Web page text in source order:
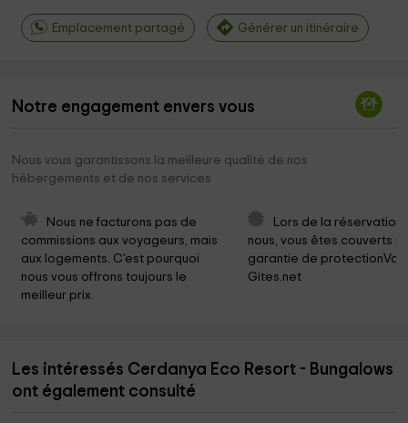
Emplacement partagé Générer un itinéraire
Notre engagement envers vous
Nous vous garantissons la meilleure qualité de nos
hébergements et de nos services
Nous ne facturons pas de
commissions aux voyageurs, mais
aux logements. C'est pourquoi
nous vous offrons toujours le
meilleur prix.
Lors de la réservation
nous, vous êtes couverts
garantie de
Gites.net
Les intéressés Cerdanya Eco Resort - Bungalows
ont également consulté